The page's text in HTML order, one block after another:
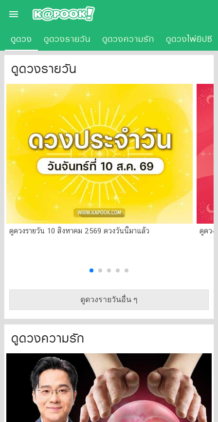

ดูดวง ดูดวงรายวัน ดูดวงความรัก ดูดวงไพ่ยิปซี
ดูดวงรายวัน
ดูดวงรายวัน 10 สิงหาคม 2569 ดวงวันนี้มาแล้ว ดูดวง
ดูดวงรายวันอื่น ๆ
ดูดวงความรัก